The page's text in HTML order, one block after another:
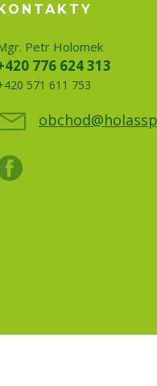
Petr Holomek
776 624 313
571 611 753